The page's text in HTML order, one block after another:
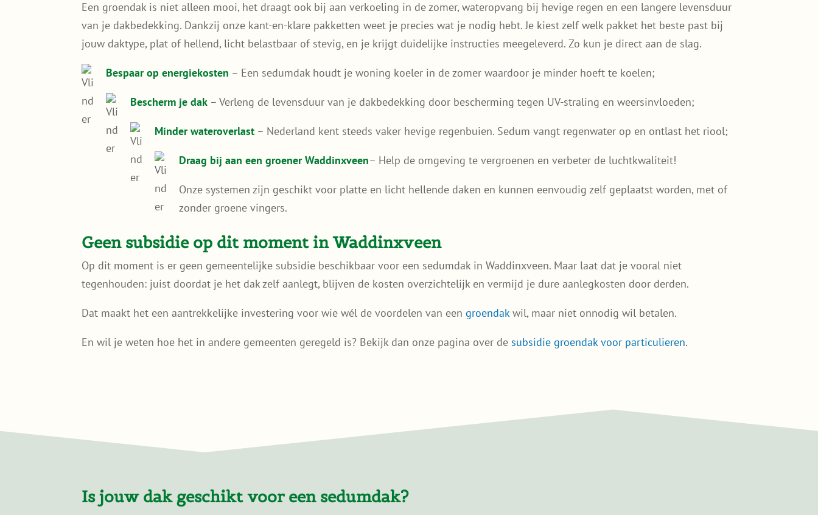
Een groendak is niet alleen mooi, het draagt ook bij aan verkoeling in de zomer, wateropvang bij hevige regen en een langere levensduur
van je dakbedekking. Dankzij onze kant-en-klare pakketten weet je precies wat je nodig hebt. Je kiest zelf welk pakket het beste past bij
jouw daktype, plat of hellend, licht belastbaar of stevig, en je krijgt duidelijke instructies meegeleverd. Zo kun je direct aan de slag.
Bespaar op energiekosten – Een sedumdak houdt je woning koeler in de zomer waardoor je minder hoeft te koelen;
Bescherm je dak – Verleng de levensduur van je dakbedekking door bescherming tegen UV-straling en weersinvloeden;
Minder wateroverlast – Nederland kent steeds vaker hevige regenbuien. Sedum vangt regenwater op en ontlast het riool;
Draag bij aan een groener Waddinxveen– Help de omgeving te vergroenen en verbeter de luchtkwaliteit!
Onze systemen zijn geschikt voor platte en licht hellende daken en kunnen eenvoudig zelf geplaatst worden, met of
zonder groene vingers.
Geen subsidie op dit moment in Waddinxveen
Op dit moment is er geen gemeentelijke subsidie beschikbaar voor een sedumdak in Waddinxveen. Maar laat dat je vooral niet
tegenhouden: juist doordat je het dak zelf aanlegt, blijven de kosten overzichtelijk en vermijd je dure aanlegkosten door derden.
Dat maakt het een aantrekkelijke investering voor wie wél de voordelen van eengroendakwil, maar niet onnodig wil betalen.
En wil je weten hoe het in andere gemeenten geregeld is? Bekijk dan onze pagina over desubsidie groendak voor particulieren.
Is jouw dak geschikt voor een sedumdak?